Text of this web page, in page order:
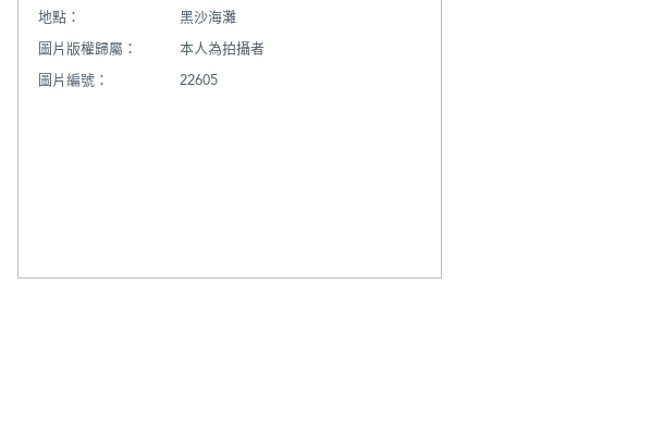
地點：
黑沙海灘
圖片版權歸屬：
本人為拍攝者
圖片編號：
22605